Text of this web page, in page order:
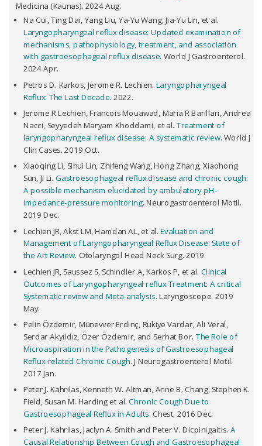
Medicina (Kaunas). 2024 Aug.
Na Cui, Ting Dai, Yang Liu, Ya-Yu Wang, Jia-Yu Lin, et al.
Laryngopharyngeal reflux disease: Updated examination of
mechanisms, pathophysiology, treatment, and association
with gastroesophageal reflux disease. World J Gastroenterol.
2024 Apr.
Petros D. Karkos, Jerome R. Lechien. Laryngopharyngeal
Reflux: The Last Decade. 2022.
Jerome R Lechien, Francois Mouawad, Maria R Barillari, Andrea
Nacci, Seyyedeh Maryam Khoddami, et al. Treatment of
laryngopharyngeal reflux disease: A systematic review. World J
Clin Cases. 2019 Oct.
Xiaoqing Li, Sihui Lin, Zhifeng Wang, Hong Zhang, Xiaohong
Sun, Ji Li. Gastroesophageal reflux disease and chronic cough:
A possible mechanism elucidated by ambulatory pH‐
impedance‐pressure monitoring. Neurogastroenterol Motil.
2019 Dec.
Lechien JR, Akst LM, Hamdan AL, et al. Evaluation and
Management of Laryngopharyngeal Reflux Disease: State of
the Art Review. Otolaryngol Head Neck Surg. 2019.
Lechien JR, Saussez S, Schindler A, Karkos P, et al. Clinical
Outcomes of Laryngopharyngeal reflux Treatment: A critical
Systematic review and Meta-analysis. Laryngoscope. 2019
May.
Pelin Özdemir, Münevver Erdinç, Rukiye Vardar, Ali Veral,
Serdar Akyıldız, Özer Özdemir, and Serhat Bor. The Role of
Microaspiration in the Pathogenesis of Gastroesophageal
Reflux-related Chronic Cough. J Neurogastroenterol Motil.
2017 Jan.
Peter J. Kahrilas, Kenneth W. Altman, Anne B. Chang, Stephen K.
Field, Susan M. Harding et al.Chronic Cough Due to
Gastroesophageal Reflux in Adults. Chest. 2016 Dec.
Peter J. Kahrilas, Jaclyn A. Smith and Peter V. Dicpinigaitis. A
Causal Relationship Between Cough and Gastroesophageal